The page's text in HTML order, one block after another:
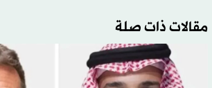
مقالات ذات صلة